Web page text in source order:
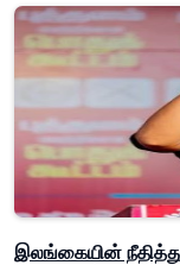
இலங்கையின்